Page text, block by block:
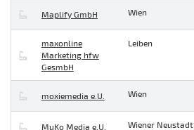
Maplify GmbH Wien
maxonline
Marketing hfw
GesmbH
Leiben
moxiemedia e.U. Wien
MuKo Media e.U. Wiener Neustadt